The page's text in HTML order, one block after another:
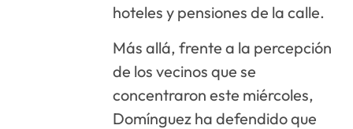
hoteles y pensiones de la calle.
Más allá, frente a la percepción
de los vecinos que se
concentraron este miércoles,
Domínguez ha defendido que